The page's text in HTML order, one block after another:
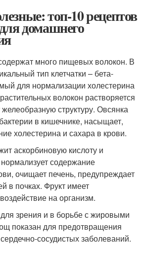
топ-10 рецептов
домашнего
много пищевых волокон. В
тип клетчатки – бета-
для нормализации холестерина
волокон растворяется
структуру. Овсянка
в кишечнике, насыщает,
холестерина и сахара в крови.
аскорбиновую кислоту и
содержание
очищает печень, предупреждает
в почках. Фрукт имеет
на организм.
зрения и в борьбе с жировыми
показан для предотвращения
сосудистых заболеваний.